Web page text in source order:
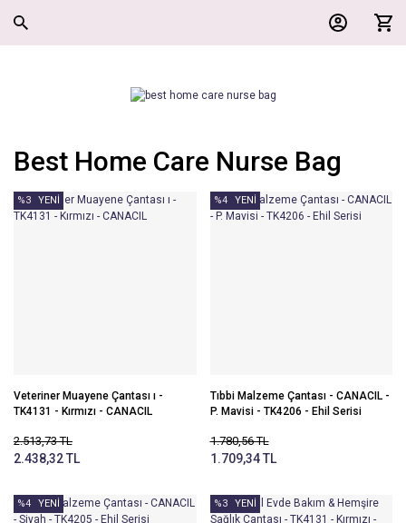
Best Home Care Nurse Bag
%3 YENİ
Veteriner Muayene Çantası ı -
TK4131 - Kırmızı - CANACIL
2.513,73 TL
2.438,32 TL
%4 YENİ
Tıbbi Malzeme Çantası - CANACIL -
P. Mavisi - TK4206 - Ehil Serisi
1.780,56 TL
1.709,34 TL
%4 YENİ %3 YENİ